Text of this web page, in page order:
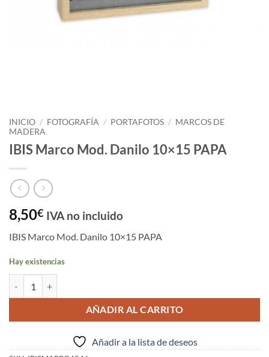
INICIO / FOTOGRAFÍA / PORTAFOTOS / MARCOS DE
MADERA
IBIS Marco Mod. Danilo 10×15 PAPA
8,50€ IVA no incluido
IBIS Marco Mod. Danilo 10×15 PAPA
Hay existencias
AÑADIR AL CARRITO
Añadir a la lista de deseos